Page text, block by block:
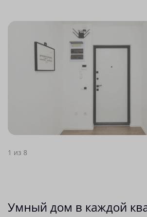
1 из 8
Умный дом в каждой